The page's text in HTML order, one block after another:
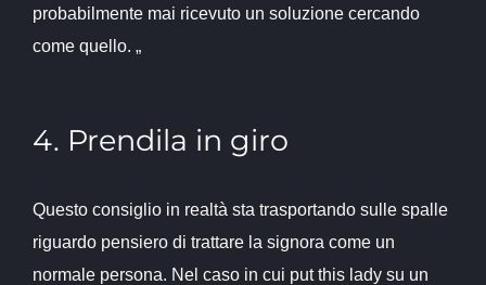
probabilmente mai ricevuto un soluzione cercando
come quello. „
4. Prendila in giro
Questo consiglio in realtà sta trasportando sulle spalle
riguardo pensiero di trattare la signora come un
normale persona. Nel caso in cui put this lady su un